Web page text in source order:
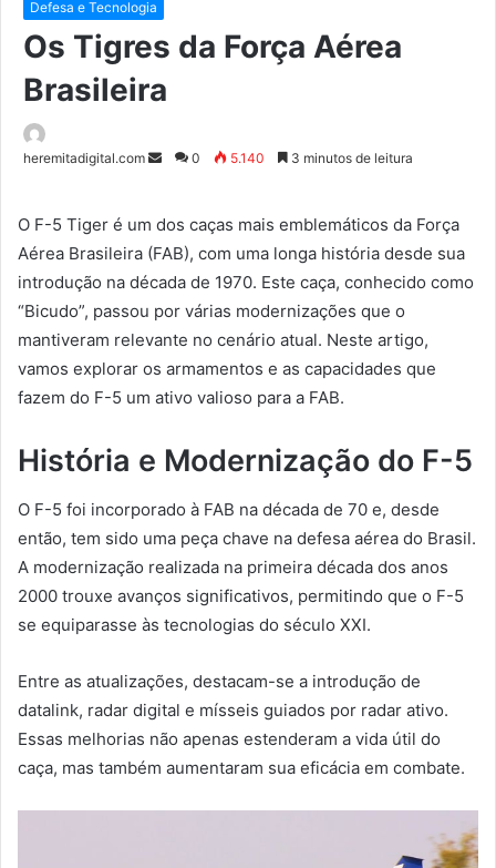
Defesa e Tecnologia
Os Tigres da Força Aérea
Brasileira
heremitadigital.com
Mande
mail
0 5.140 3 minutos de leitura
O F-5 Tiger é um dos caças mais emblemáticos da Força
Aérea Brasileira (FAB), com uma longa história desde sua
introdução na década de 1970. Este caça, conhecido como
“Bicudo”, passou por várias modernizações que o
mantiveram relevante no cenário atual. Neste artigo,
vamos explorar os armamentos e as capacidades que
fazem do F-5 um ativo valioso para a FAB.
História e Modernização do F-5
O F-5 foi incorporado à FAB na década de 70 e, desde
então, tem sido uma peça chave na defesa aérea do Brasil.
A modernização realizada na primeira década dos anos
2000 trouxe avanços significativos, permitindo que o F-5
se equiparasse às tecnologias do século XXI.
Entre as atualizações, destacam-se a introdução de
datalink, radar digital e mísseis guiados por radar ativo.
Essas melhorias não apenas estenderam a vida útil do
caça, mas também aumentaram sua eficácia em combate.